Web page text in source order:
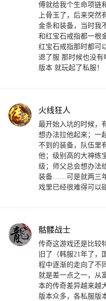
傅就给我个生命项链
上骨玉了，后来突然
金条和装备，当时我
和红宝石戒指都一根
红宝石戒指那时都可
退了服 那时候也没有
版本 就玩起了私服！
火线狂人
最开始入坑的时候，
想办法拉他起来；一
不到的装备，队伍里
他；级别高的大神练
级；师父总会想办法
装备……可是就两三
戏里已经很难得可以
骷髅战士
传奇这游戏还是比较
旧了（韩服21年了，
程中逐渐的走向了不
就是差一点之一，从
本的传奇差异越来越
版本众多，各私服版